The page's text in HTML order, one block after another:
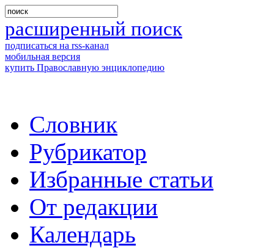
расширенный поиск
подписаться на rss-канал
мобильная версия
купить Православную энциклопедию
Словник
Рубрикатор
Избранные статьи
От редакции
Календарь